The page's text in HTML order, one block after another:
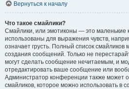
Вернуться к началу
Что такое смайлики?
Смайлики, или эмотиконы — это маленькие
использованы для выражения чувств,
означает грусть. Полный список
создания сообщений. Только не
могут сделать сообщение нечитаемым, и
отредактировать ваше сообщение или
Администратор конференции также может
смайликов, которое можно использовать в